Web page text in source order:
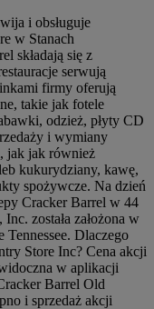
i obsługuje
w Stanach
składają się z
serwują
firmy oferują
takie jak fotele
odzież, płyty CD
i wymiany
jak jak również
kukurydziany, kawę,
spożywcze. Na dzień
Cracker Barrel w 44
została założona w
Dlaczego
Store Inc? Cena akcji
w aplikacji
Barrel Old
i sprzedaż akcji